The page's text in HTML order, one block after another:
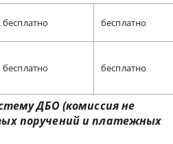
бесплатно бесплатно
бесплатно бесплатно
ДБО (комиссия не
поручений и платежных